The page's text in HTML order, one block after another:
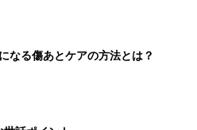
3 4 5 >